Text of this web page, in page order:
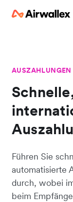
AUSZAHLUNGEN
Führen Sie
automatisierte
durch, wobei
beim